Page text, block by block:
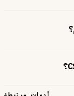
أدوات مرتبطة